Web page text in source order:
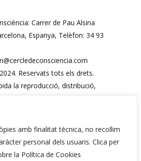
amb finalitat tècnica, no recollim
personal dels usuaris. Clica per
la Política de Cookies
Carrer de Pau Alsina
​​Espanya, Telèfon: 34 93
Reservats tots els drets.
la reproducció, distribució,
d'aquesta web, en
i expressa per escrit del
o dels seus legítims